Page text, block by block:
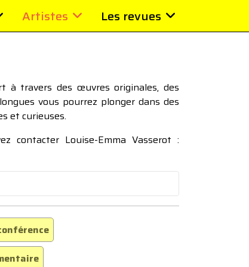
Artistes Les revues
à travers des œuvres originales, des
vous pourrez plonger dans des
et curieuses.
contacter Louise-Emma Vasserot :